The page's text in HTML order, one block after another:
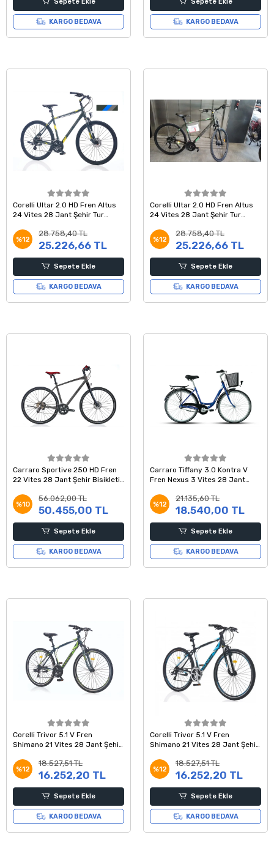
KARGO BEDAVA KARGO BEDAVA
Corelli Ultar 2.0 HD Fren Altus
24 Vites 28 Jant Şehir Tur
%12
28.758,40 TL
25.226,66 TL
Sepete Ekle
KARGO BEDAVA
Corelli Ultar 2.0 HD Fren Altus
24 Vites 28 Jant Şehir Tur
%12
28.758,40 TL
25.226,66 TL
Sepete Ekle
KARGO BEDAVA
Carraro Sportive 250 HD Fren
22 Vites 28 Jant Şehir Bisikleti
%10
56.062,00 TL
50.455,00 TL
Sepete Ekle
KARGO BEDAVA
Carraro Tiffany 3.0 Kontra V
Fren Nexus 3 Vites 28 Jant
50 Kadro
%12
21.135,60 TL
18.540,00 TL
Sepete Ekle
KARGO BEDAVA
Corelli Trivor 5.1 V Fren
Shimano 21 Vites 28 Jant Şehir
Beyaz 18 Kadro
%12
18.527,51 TL
16.252,20 TL
Sepete Ekle
KARGO BEDAVA
Corelli Trivor 5.1 V Fren
Shimano 21 Vites 28 Jant Şehir
Beyaz 18 Kadro
%12
18.527,51 TL
16.252,20 TL
Sepete Ekle
KARGO BEDAVA